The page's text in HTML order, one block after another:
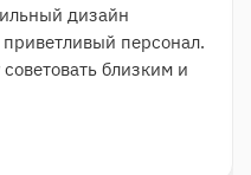
дизайн
приветливый персонал.
близким и